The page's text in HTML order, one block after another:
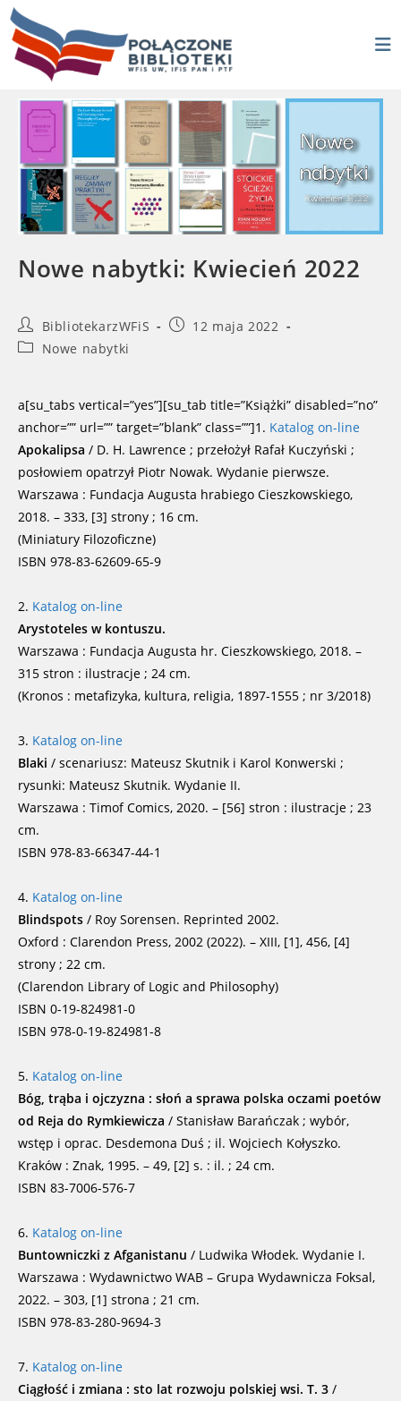
Skip
content
Nowe nabytki: Kwiecień 2022
Post
author:
BibliotekarzWFiS
Post12 maja 2022
PostNowe nabytki
a[su_tabs vertical=”yes”][su_tab title=”Książki” disabled=”no”
anchor=”” url=”” target=”blank” class=””]1. Katalog on-line
Apokalipsa / D. H. Lawrence ; przełożył Rafał Kuczyński ;
posłowiem opatrzył Piotr Nowak. Wydanie pierwsze.
Warszawa : Fundacja Augusta hrabiego Cieszkowskiego,
2018. – 333, [3] strony ; 16 cm.
(Miniatury Filozoficzne)
ISBN 978-83-62609-65-9
2. Katalog on-line
Arystoteles w kontuszu.
Warszawa : Fundacja Augusta hr. Cieszkowskiego, 2018. –
315 stron : ilustracje ; 24 cm.
(Kronos : metafizyka, kultura, religia, 1897-1555 ; nr 3/2018)
3. Katalog on-line
Blaki / scenariusz: Mateusz Skutnik i Karol Konwerski ;
rysunki: Mateusz Skutnik. Wydanie II.
Warszawa : Timof Comics, 2020. – [56] stron : ilustracje ; 23
cm.
ISBN 978-83-66347-44-1
4. Katalog on-line
Blindspots / Roy Sorensen. Reprinted 2002.
Oxford : Clarendon Press, 2002 (2022). – XIII, [1], 456, [4]
strony ; 22 cm.
(Clarendon Library of Logic and Philosophy)
ISBN 0-19-824981-0
ISBN 978-0-19-824981-8
5. Katalog on-line
Bóg, trąba i ojczyzna : słoń a sprawa polska oczami poetów
od Reja do Rymkiewicza / Stanisław Barańczak ; wybór,
wstęp i oprac. Desdemona Duś ; il. Wojciech Kołyszko.
Kraków : Znak, 1995. – 49, [2] s. : il. ; 24 cm.
ISBN 83-7006-576-7
6. Katalog on-line
Buntowniczki z Afganistanu / Ludwika Włodek. Wydanie I.
Warszawa : Wydawnictwo WAB – Grupa Wydawnicza Foksal,
2022. – 303, [1] strona ; 21 cm.
ISBN 978-83-280-9694-3
7. Katalog on-line
Ciągłość i zmiana : sto lat rozwoju polskiej wsi. T. 3 /